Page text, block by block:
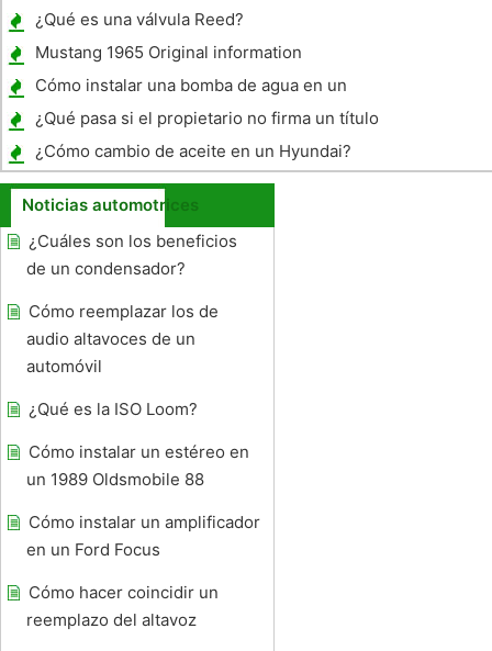
¿Qué es una válvula Reed?
Mustang 1965 Original information
Cómo instalar una bomba de agua en un
fueraborda Evinrude
¿Qué pasa si el propietario no firma un título
Auto en la Notaría?
¿Cómo cambio de aceite en un Hyundai?
Noticias automotrices
¿Cuáles son los beneficios
de un condensador?
Cómo reemplazar los de
audio altavoces de un
automóvil
¿Qué es la ISO Loom?
Cómo instalar un estéreo en
un 1989 Oldsmobile 88
Cómo instalar un amplificador
en un Ford Focus
Cómo hacer coincidir un
reemplazo del altavoz